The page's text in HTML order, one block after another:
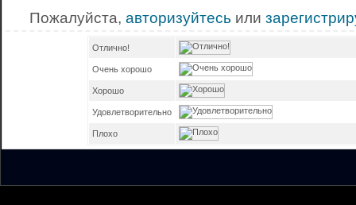
Пожалуйста, авторизуйтесь или
Отлично!
Очень хорошо
Хорошо
Удовлетворительно
Плохо